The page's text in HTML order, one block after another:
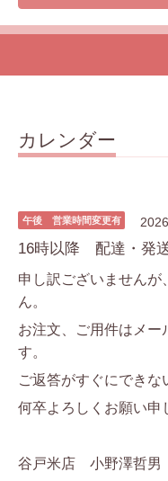
カレンダー
午後 営業時間変更有
16時以降 配達・発
申し訳ございませんが
ん。
お注文、ご用件はメー
す。
ご返答がすぐにできな
何卒よろしくお願い申
谷戸米店 小野澤哲男